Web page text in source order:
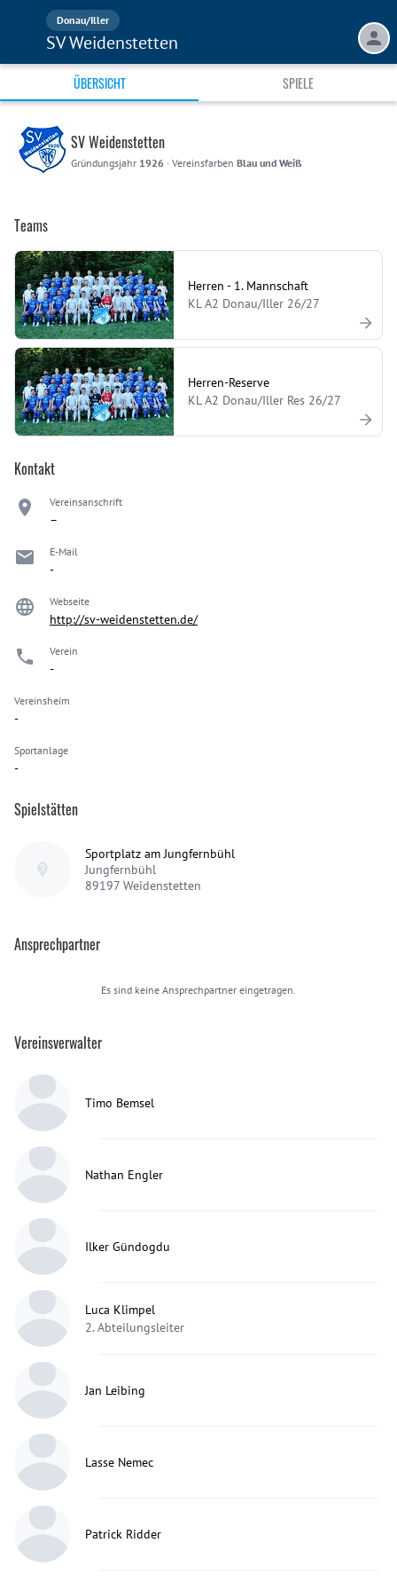
Donau/Iller
SV Weidenstetten
ÜBERSICHT SPIELE
SV Weidenstetten
Gründungsjahr 1926 · Vereinsfarben Blau und Weiß
Teams
Herren - 1. Mannschaft
KL A2 Donau/Iller 26/27
Herren-Reserve
KL A2 Donau/Iller Res 26/27
Kontakt
Vereinsanschrift
–
E-Mail
-
Webseite
http://sv-weidenstetten.de/
Verein
-
Vereinsheim
-
Sportanlage
-
Spielstätten
Sportplatz am Jungfernbühl
Jungfernbühl
89197 Weidenstetten
Ansprechpartner
Es sind keine Ansprechpartner eingetragen.
Vereinsverwalter
Timo Bemsel
Nathan Engler
Ilker Gündogdu
Luca Klimpel
2. Abteilungsleiter
Jan Leibing
Lasse Nemec
Patrick Ridder